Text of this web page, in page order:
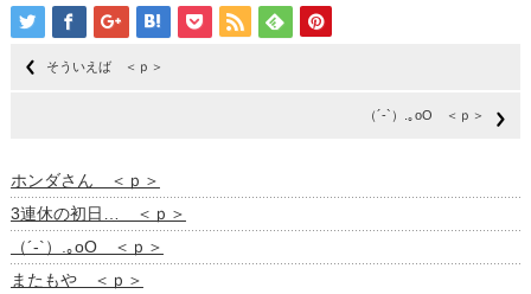
そういえば ＜ｐ＞
（´-`）.｡oO ＜ｐ＞
ホンダさん ＜ｐ＞
3連休の初日… ＜ｐ＞
（´-`）.｡oO ＜ｐ＞
またもや ＜ｐ＞